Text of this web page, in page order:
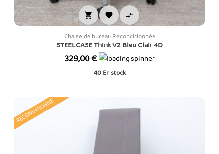
  
Chaise de bureau Reconditionnée
STEELCASE Think V2 Bleu Clair 4D
Prix
329,00 €
40 En stock
RECONDITIONNÉ